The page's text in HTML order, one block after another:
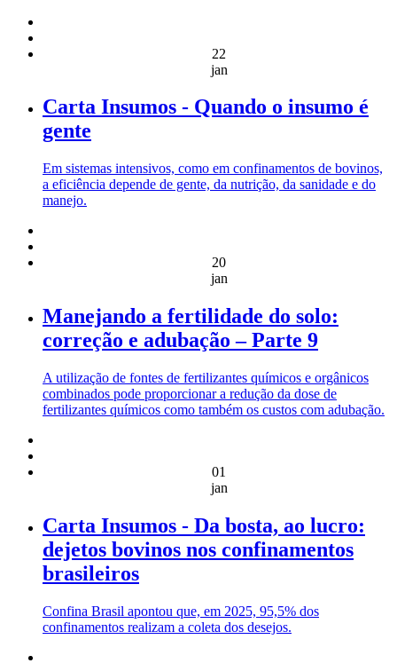
22
jan
Carta Insumos - Quando o insumo é
gente
Em sistemas intensivos, como em confinamentos de bovinos,
a eficiência depende de gente, da nutrição, da sanidade e do
manejo.
20
jan
Manejando a fertilidade do solo:
correção e adubação – Parte 9
A utilização de fontes de fertilizantes químicos e orgânicos
combinados pode proporcionar a redução da dose de
fertilizantes químicos como também os custos com adubação.
01
jan
Carta Insumos - Da bosta, ao lucro:
dejetos bovinos nos confinamentos
brasileiros
Confina Brasil apontou que, em 2025, 95,5% dos
confinamentos realizam a coleta dos desejos.